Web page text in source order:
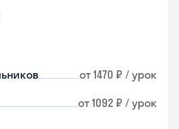
от 1470 ₽ / урок
от 1092 ₽ / урок